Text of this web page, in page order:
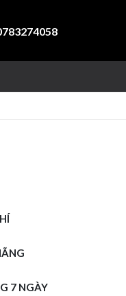
7 NGÀY